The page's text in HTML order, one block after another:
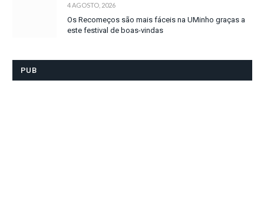
4 AGOSTO, 2026
Os Recomeços são mais fáceis na UMinho graças a
este festival de boas-vindas
PUB